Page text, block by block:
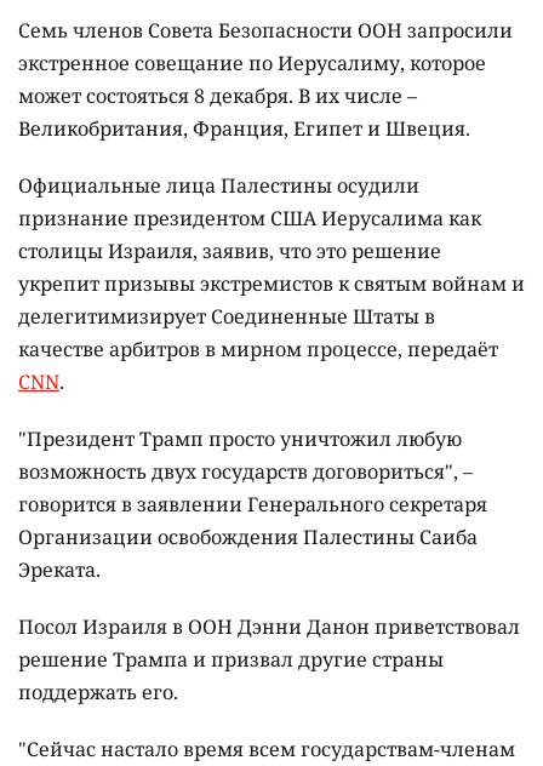
Семь членов Совета Безопасности ООН запросили
экстренное совещание по Иерусалиму, которое
может состояться 8 декабря. В их числе –
Великобритания, Франция, Египет и Швеция.
Официальные лица Палестины осудили
признание президентом США Иерусалима как
столицы Израиля, заявив, что это решение
укрепит призывы экстремистов к святым войнам и
делегитимизирует Соединенные Штаты в
качестве арбитров в мирном процессе, передаёт
CNN.
"Президент Трамп просто уничтожил любую
возможность двух государств договориться", –
говорится в заявлении Генерального секретаря
Организации освобождения Палестины Саиба
Эреката.
Посол Израиля в ООН Дэнни Данон приветствовал
решение Трампа и призвал другие страны
поддержать его.
"Сейчас настало время всем государствам-членам